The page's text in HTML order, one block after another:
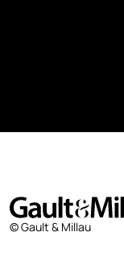
© Gault & Millau